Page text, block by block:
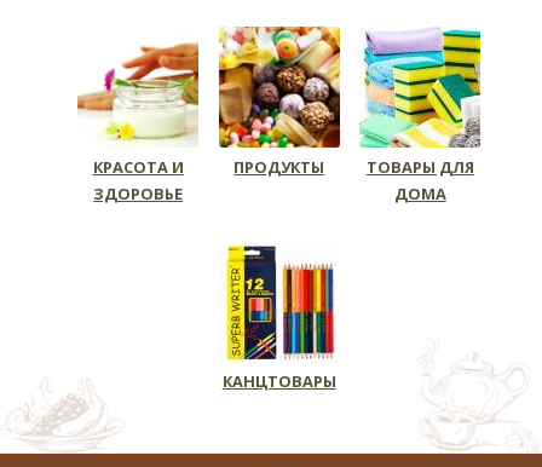
КРАСОТА И
ЗДОРОВЬЕ
ПРОДУКТЫ
ТОВАРЫ ДЛЯ
ДОМА
КАНЦТОВАРЫ